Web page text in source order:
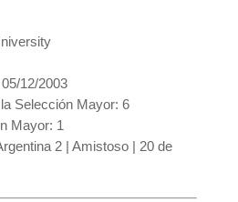
12/2003
Selección Mayor: 6
Mayor: 1
2 | Amistoso | 20 de